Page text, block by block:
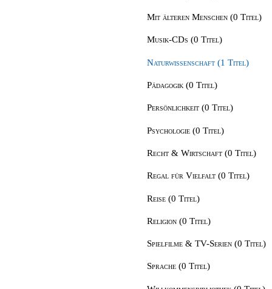
Mit älteren Menschen (0 Titel)
Musik-CDs (0 Titel)
Naturwissenschaft (1 Titel)
Pädagogik (0 Titel)
Persönlichkeit (0 Titel)
Psychologie (0 Titel)
Recht & Wirtschaft (0 Titel)
Regal für Vielfalt (0 Titel)
Reise (0 Titel)
Religion (0 Titel)
Spielfilme & TV-Serien (0 Titel)
Sprache (0 Titel)